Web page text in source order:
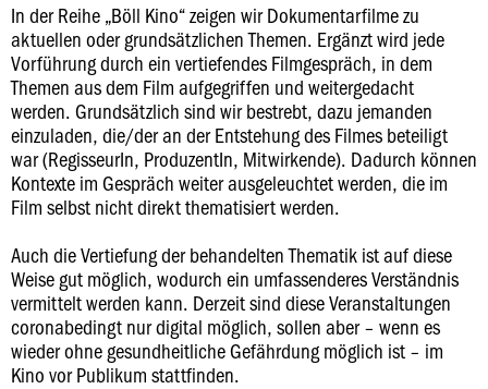
In der Reihe „Böll Kino“ zeigen wir Dokumentarfilme zu
aktuellen oder grundsätzlichen Themen. Ergänzt wird jede
Vorführung durch ein vertiefendes Filmgespräch, in dem
Themen aus dem Film aufgegriffen und weitergedacht
werden. Grundsätzlich sind wir bestrebt, dazu jemanden
einzuladen, die/der an der Entstehung des Filmes beteiligt
war (RegisseurIn, ProduzentIn, Mitwirkende). Dadurch können
Kontexte im Gespräch weiter ausgeleuchtet werden, die im
Film selbst nicht direkt thematisiert werden.
Auch die Vertiefung der behandelten Thematik ist auf diese
Weise gut möglich, wodurch ein umfassenderes Verständnis
vermittelt werden kann. Derzeit sind diese Veranstaltungen
coronabedingt nur digital möglich, sollen aber – wenn es
wieder ohne gesundheitliche Gefährdung möglich ist – im
Kino vor Publikum stattfinden.